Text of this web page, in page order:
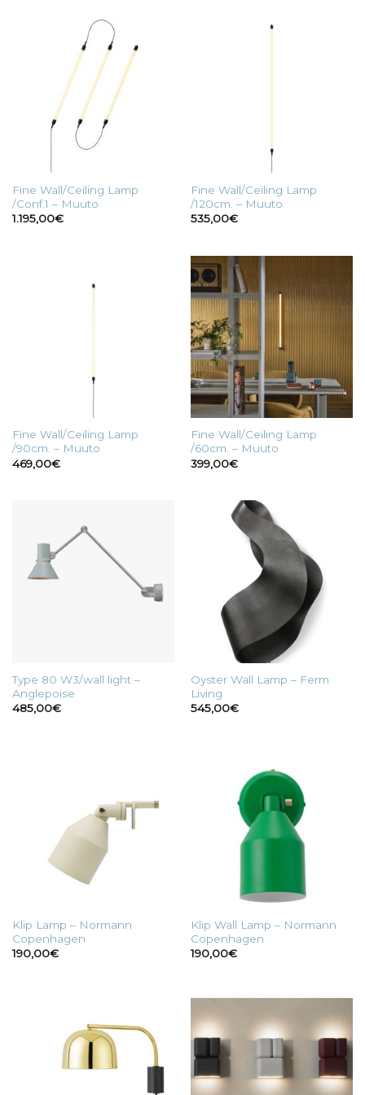
Fine Wall/Ceiling Lamp
/Conf.1 – Muuto
1.195,00€
Fine Wall/Ceiling Lamp
/120cm. – Muuto
535,00€
Fine Wall/Ceiling Lamp
/90cm. – Muuto
469,00€
Fine Wall/Ceiling Lamp
/60cm. – Muuto
399,00€
Type 80 W3/wall light –
Anglepoise
485,00€
Oyster Wall Lamp – Ferm
Living
545,00€
Klip Lamp – Normann
Copenhagen
190,00€
Klip Wall Lamp – Normann
Copenhagen
190,00€